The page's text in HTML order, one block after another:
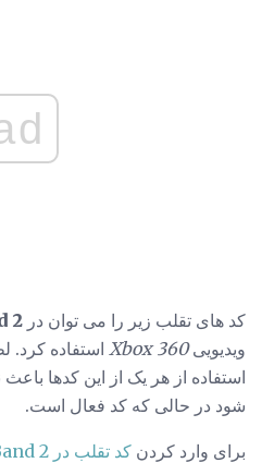
کد های تقلب زیر را می توان در 2
ویدیوییXbox 360 استفاده کرد.
استفاده از هر یک از این کدها
شود در حالی که کد فعال است.
برای وارد کردن کد تقلب در Rock Band 2